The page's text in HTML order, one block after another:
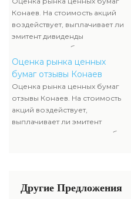
составляющей рыночной
стоимости и используется
оценщиком наряду с оценкой
имущества компании-эмитента,
чтоб узнать настоящую
стоимость ценных бумаг.
Конаев. На стоимость акций
воздействует, выплачивает ли
эмитент дивиденды
акционерам либо проценты по
облигациям, какой размер
данных выплат. Определение
прибыльности акций считается
составляющей рыночной
стоимости и используется
оценщиком наряду с оценкой
имущества компании-эмитента,
Оценка рынка ценных
бумаг отзывы Конаев
Оценка рынка ценных бумаг
отзывы Конаев. На стоимость
акций воздействует,
выплачивает ли эмитент
дивиденды акционерам либо
рыночной стоимости и
Другие Предложения